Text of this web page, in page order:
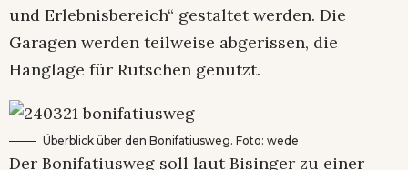
und Erlebnisbereich“ gestaltet werden. Die
Garagen werden teilweise abgerissen, die
Hanglage für Rutschen genutzt.
Überblick über den Bonifatiusweg. Foto: wede
Der Bonifatiusweg soll laut Bisinger zu einer